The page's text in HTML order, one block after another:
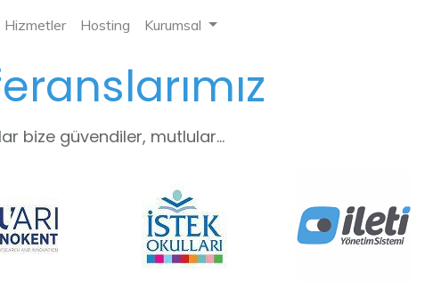
Hizmetler Hosting Kurumsal
bize güvendiler, mutlular...